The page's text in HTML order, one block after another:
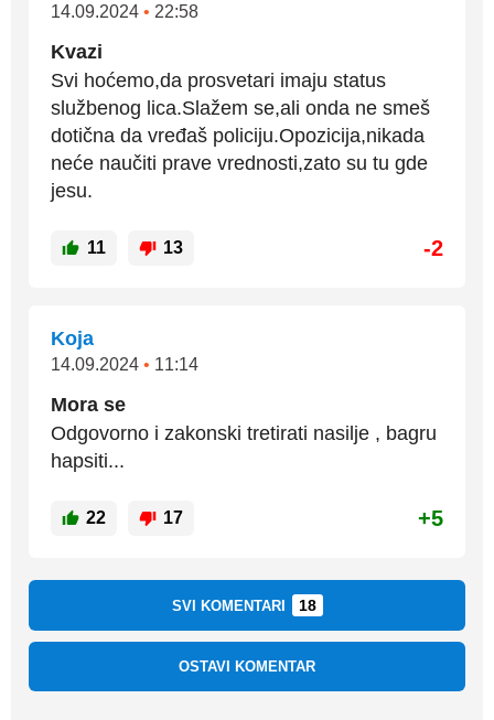
14.09.2024 • 22:58
Kvazi
Svi hoćemo,da prosvetari imaju status
službenog lica.Slažem se,ali onda ne smeš
dotična da vređaš policiju.Opozicija,nikada
neće naučiti prave vrednosti,zato su tu gde
jesu.
11 13 -2
Koja
14.09.2024 • 11:14
Mora se
Odgovorno i zakonski tretirati nasilje , bagru
hapsiti...
22 17 +5
SVI KOMENTARI 18
OSTAVI KOMENTAR